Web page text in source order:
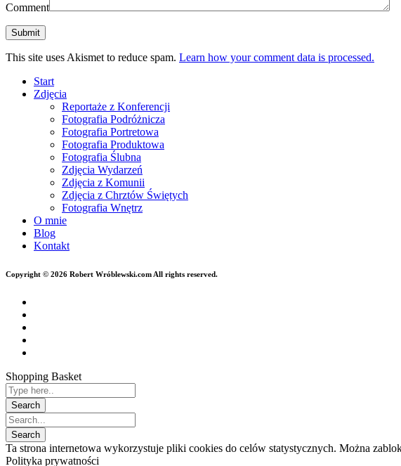
Comment
This site uses Akismet to reduce spam. Learn how your comment data is processed.
Start
Zdjęcia
Reportaże z Konferencji
Fotografia Podróżnicza
Fotografia Portretowa
Fotografia Produktowa
Fotografia Ślubna
Zdjęcia Wydarzeń
Zdjęcia z Komunii
Zdjęcia z Chrztów Świętych
Fotografia Wnętrz
O mnie
Blog
Kontakt
Copyright © 2026 Robert Wróblewski.com All rights reserved.
Shopping Basket
Ta strona internetowa wykorzystuje pliki cookies do celów statystycznych. Można
Polityka prywatności